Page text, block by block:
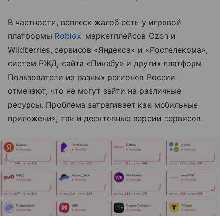
В частности, всплеск жалоб есть у игровой
платформы Roblox, маркетплейсов Ozon и
Wildberries, сервисов «Яндекса» и «Ростелекома»,
систем РЖД, сайта «Пикабу» и других платформ.
Пользователи из разных регионов России
отмечают, что не могут зайти на различные
ресурсы. Проблема затрагивает как мобильные
приложения, так и десктопные версии сервисов.